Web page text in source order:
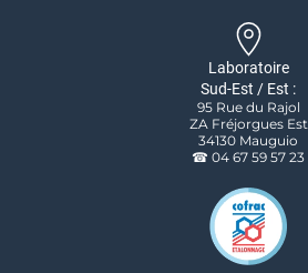
Laboratoire
Sud-Est / Est :
95 Rue du Rajol
ZA Fréjorgues Est
34130 Mauguio
☎ 04 67 59 57 23